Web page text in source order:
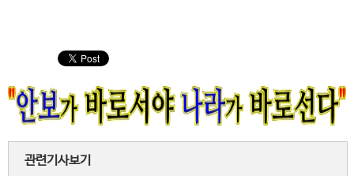
관련기사보기